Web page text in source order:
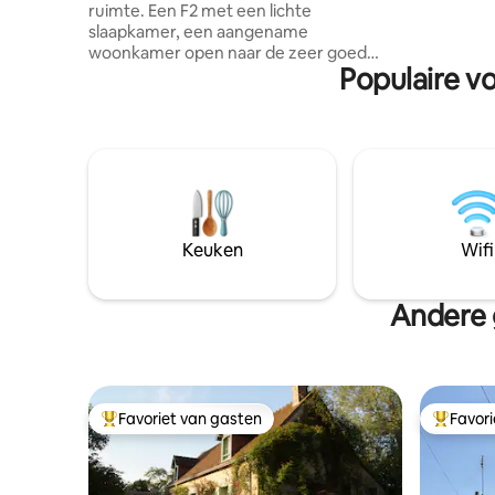
ruimte. Een F2 met een lichte
slaapkamer, een aangename
woonkamer open naar de zeer goed
uitgeruste keuken. Een doucheruimte
en een aparte toilet. De accommodatie
parkeren aan de overkant van de straat,
het ziekenhuis op 600 meter afstand.
Beddengoed en badlinnen aanwezig.
Toegang tot sleutelkastje.
Populaire
Keuken Wifi
Andere
Topfavoriet van gasten
Favoriet van gasten